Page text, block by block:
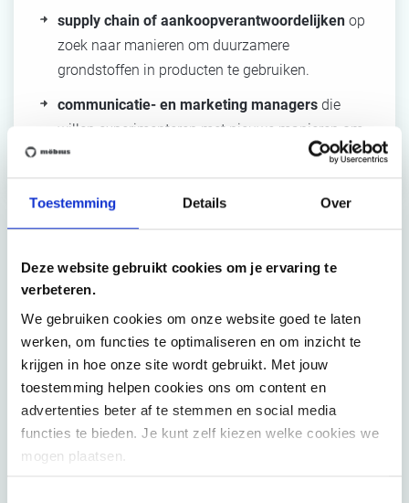
Toestemming Details Over
Deze website gebruikt cookies om je ervaring te
verbeteren.
We gebruiken cookies om onze website goed te laten
werken, om functies te optimaliseren en om inzicht te
krijgen in hoe onze site wordt gebruikt. Met jouw
toestemming helpen cookies ons om content en
advertenties beter af te stemmen en social media
functies te bieden. Je kunt zelf kiezen welke cookies we
mogen plaatsen.
supply chain of aankoopverantwoordelijken op
zoek naar manieren om duurzamere
grondstoffen in producten te gebruiken.
communicatie- en marketing managers die
willen experimenteren met nieuwe manieren om
klanten te betrekken en te engageren.
Programma
Dit opleidingstraject loopt over 6 maanden. We starten met
tweeopleidingssessiesvoor alle deelnemende bedrijven
samen, die je toelaat een eerste lijst met relevante circulaire
activiteiten op te stellen.
Via eenindividueel coachingtrajectvan drie sessies
werken we vervolgens één of meerdere van deze circulaire
ideeën uit tot een realistische case. We starten vanuit de